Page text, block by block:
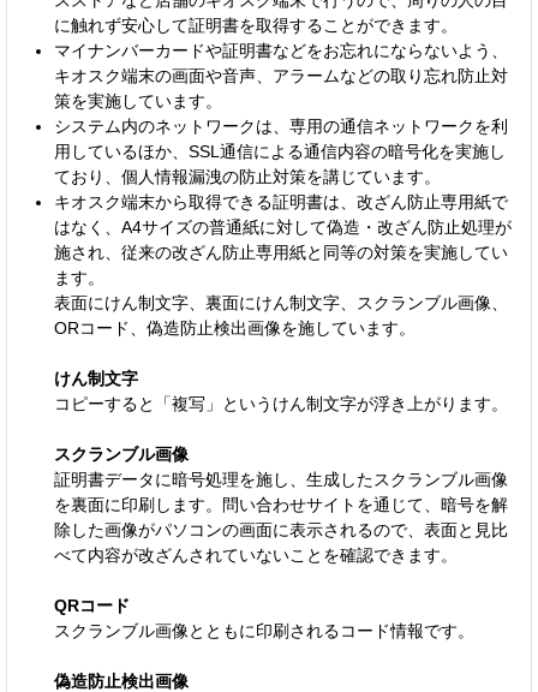
に触れず安心して証明書を取得することができます。
マイナンバーカードや証明書などをお忘れにならないよう、
キオスク端末の画面や音声、アラームなどの取り忘れ防止対
策を実施しています。
システム内のネットワークは、専用の通信ネットワークを利
用しているほか、SSL通信による通信内容の暗号化を実施し
ており、個人情報漏洩の防止対策を講じています。
キオスク端末から取得できる証明書は、改ざん防止専用紙で
はなく、A4サイズの普通紙に対して偽造・改ざん防止処理が
施され、従来の改ざん防止専用紙と同等の対策を実施してい
ます。
表面にけん制文字、裏面にけん制文字、スクランブル画像、
ORコード、偽造防止検出画像を施しています。
けん制文字
コピーすると「複写」というけん制文字が浮き上がります。
スクランブル画像
証明書データに暗号処理を施し、生成したスクランブル画像
を裏面に印刷します。問い合わせサイトを通じて、暗号を解
除した画像がパソコンの画面に表示されるので、表面と見比
べて内容が改ざんされていないことを確認できます。
QRコード
スクランブル画像とともに印刷されるコード情報です。
偽造防止検出画像